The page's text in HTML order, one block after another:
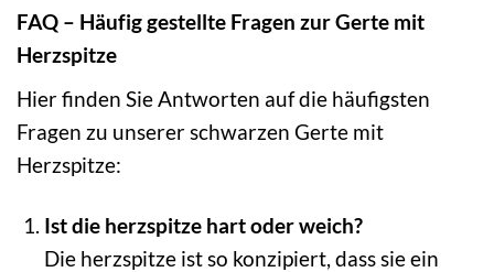
FAQ – Häufig gestellte Fragen zur Gerte mit
Herzspitze
Hier finden Sie Antworten auf die häufigsten
Fragen zu unserer schwarzen Gerte mit
Herzspitze:
Ist die herzspitze hart oder weich?
Die herzspitze ist so konzipiert, dass sie ein